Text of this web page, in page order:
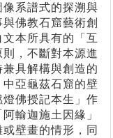
系譜式的探溯與
佛教石窟藝術創
本所具有的「互
，不斷對本源進
具解構與創造的
亞龜茲石窟的壁
佛授記本生」作
輸迦施土因緣」
壁畫的情形，同